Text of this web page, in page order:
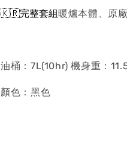
🇰🇷完整套組暖爐本體、原
油桶：7L(10hr) 機身重：
顏色：黑色